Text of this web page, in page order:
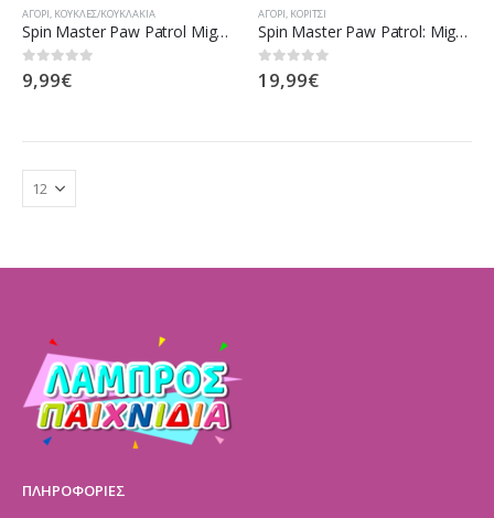
ΑΓΌΡΙ, ΚΟΎΚΛΕΣ/ΚΟΥΚΛΆΚΙΑ
Spin Master Paw Patrol Mighty Pups Marshall (20114287)
0out of 5
9,99€
ΑΓΌΡΙ, ΚΟΡΊΤΣΙ
Spin Master Paw Patrol: Mighty Pups Charged Up – Marshall Deluxe Vehicle (20121273)
0 out of 5
19,99€
ΠΛΗΡΟΦΟΡΙΕΣ